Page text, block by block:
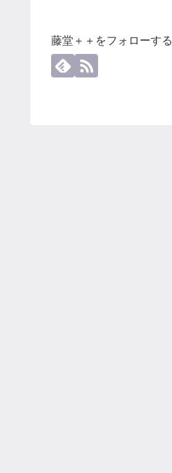
藤堂＋＋をフォローする